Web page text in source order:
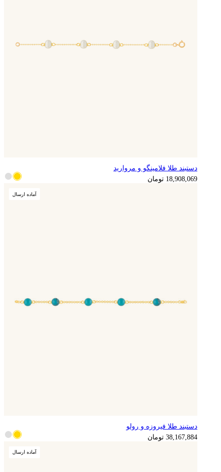
دستبند طلا فلامینگو و مروارید
18,908,069 تومان
آماده ارسال
9,541,971 تومان
دستبند طلا فیروزه و رولو
38,167,884 تومان
آماده ارسال